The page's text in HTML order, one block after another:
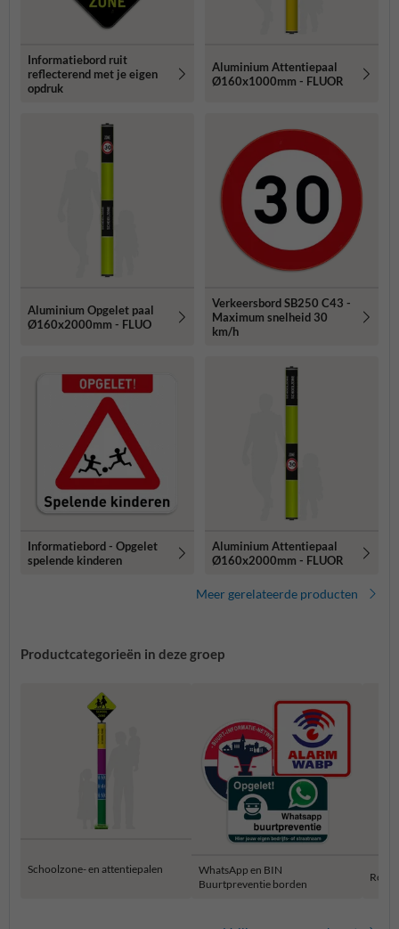
Informatiebord ruit
reflecterend met je eigen
opdruk
Aluminium Attentiepaal
Ø160x1000mm - FLUOR
Aluminium Opgelet paal
Ø160x2000mm - FLUO
Verkeersbord SB250 C43 -
Maximum snelheid 30
km/h
Informatiebord - Opgelet
spelende kinderen
Aluminium Attentiepaal
Ø160x2000mm - FLUOR
Meer gerelateerde producten
Productcategorieën in deze groep
Schoolzone- en attentiepalen
WhatsApp en BIN
Buurtpreventie borden